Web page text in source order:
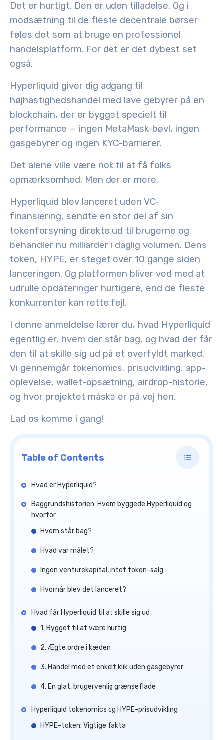
Det er hurtigt. Den er uden tilladelse. Og i
modsætning til de fleste decentrale børser
føles det som at bruge en professionel
handelsplatform. For det er det dybest set
også.
Hyperliquid giver dig adgang til
højhastighedshandel med lave gebyrer på en
blockchain, der er bygget specielt til
performance — ingen MetaMask-bøvl, ingen
gasgebyrer og ingen KYC-barrierer.
Det alene ville være nok til at få folks
opmærksomhed. Men der er mere.
Hyperliquid blev lanceret uden VC-
finansiering, sendte en stor del af sin
tokenforsyning direkte ud til brugerne og
behandler nu milliarder i daglig volumen. Dens
token, HYPE, er steget over 10 gange siden
lanceringen. Og platformen bliver ved med at
udrulle opdateringer hurtigere, end de fleste
konkurrenter kan rette fejl.
I denne anmeldelse lærer du, hvad Hyperliquid
egentlig er, hvem der står bag, og hvad der får
den til at skille sig ud på et overfyldt marked.
Vi gennemgår tokenomics, prisudvikling, app-
oplevelse, wallet-opsætning, airdrop-historie,
og hvor projektet måske er på vej hen.
Lad os komme i gang!
Table of Contents
Hvad er Hyperliquid?
Baggrundshistorien: Hvem byggede Hyperliquid og
hvorfor
Hvem står bag?
Hvad var målet?
Ingen venturekapital, intet token-salg
Hvornår blev det lanceret?
Hvad får Hyperliquid til at skille sig ud
1. Bygget til at være hurtig
2. Ægte ordre i kæden
3. Handel med et enkelt klik uden gasgebyrer
4. En glat, brugervenlig grænseflade
Hyperliquid tokenomics og HYPE-prisudvikling
HYPE-token: Vigtige fakta